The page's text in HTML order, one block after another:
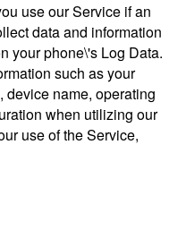
use our Service if an
data and information
your phone\'s Log Data.
such as your
device name, operating
when utilizing our
use of the Service,